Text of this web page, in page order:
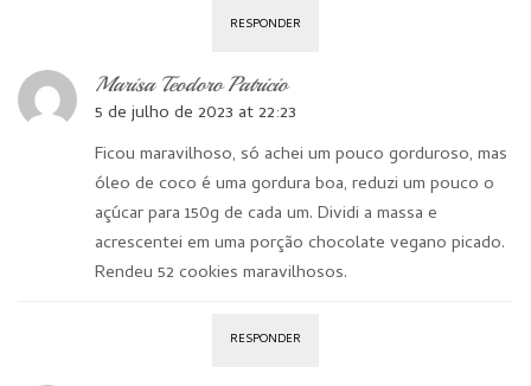
RESPONDER
Marisa Teodoro Patricio
5 de julho de 2023 at 22:23
Ficou maravilhoso, só achei um pouco gorduroso, mas
óleo de coco é uma gordura boa, reduzi um pouco o
açúcar para 150g de cada um. Dividi a massa e
acrescentei em uma porção chocolate vegano picado.
Rendeu 52 cookies maravilhosos.
RESPONDER